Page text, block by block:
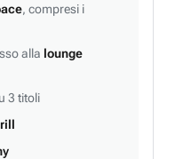
, compresi i
alla lounge
3 titoli